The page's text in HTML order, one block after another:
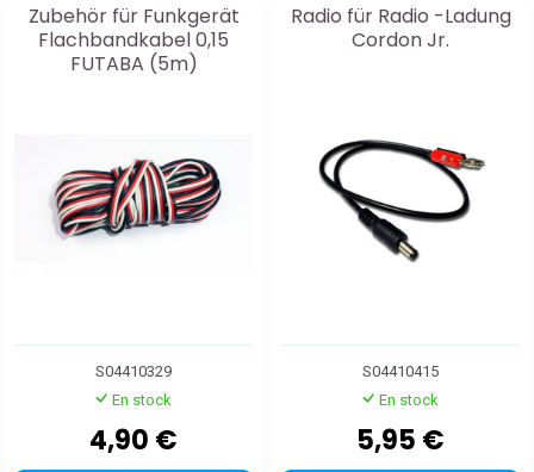
Zubehör für Funkgerät
Flachbandkabel 0,15
FUTABA (5m)
S04410329
En stock
4,90 €
Radio für Radio -Ladung
Cordon Jr.
S04410415
En stock
5,95 €